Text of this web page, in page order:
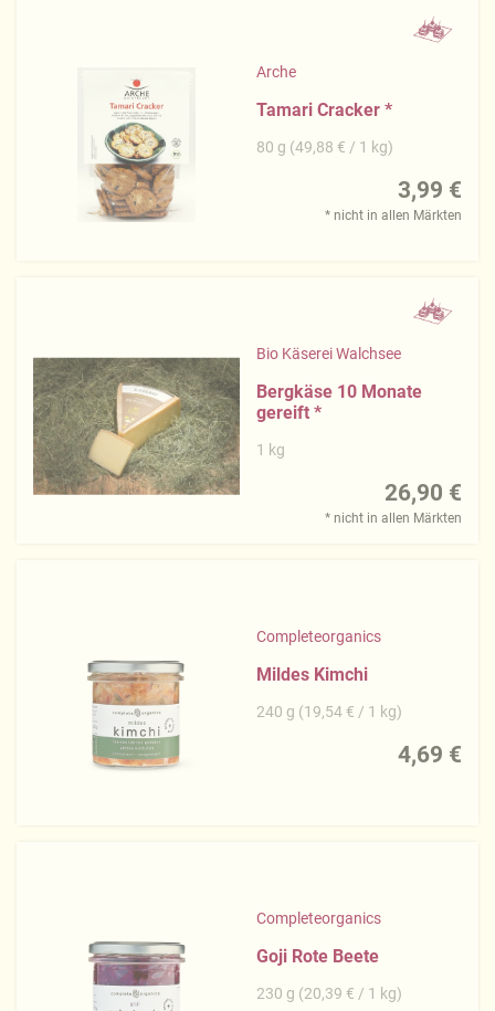
Arche
Tamari Cracker *
80 g (49,88 € / 1 kg)
3,99 €
* nicht in allen Märkten
Bio Käserei Walchsee
Bergkäse 10 Monate
gereift *
1 kg
26,90 €
* nicht in allen Märkten
Completeorganics
Mildes Kimchi
240 g (19,54 € / 1 kg)
4,69 €
Completeorganics
Goji Rote Beete
230 g (20,39 € / 1 kg)